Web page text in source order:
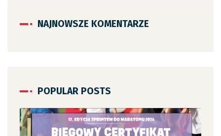
NAJNOWSZE KOMENTARZE
POPULAR POSTS